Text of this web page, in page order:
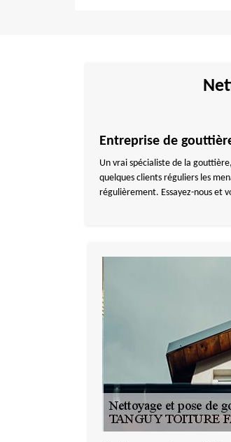
Entreprise de
Un vrai spécialiste de la
quelques clients réguliers les
régulièrement. Essayez-nous et